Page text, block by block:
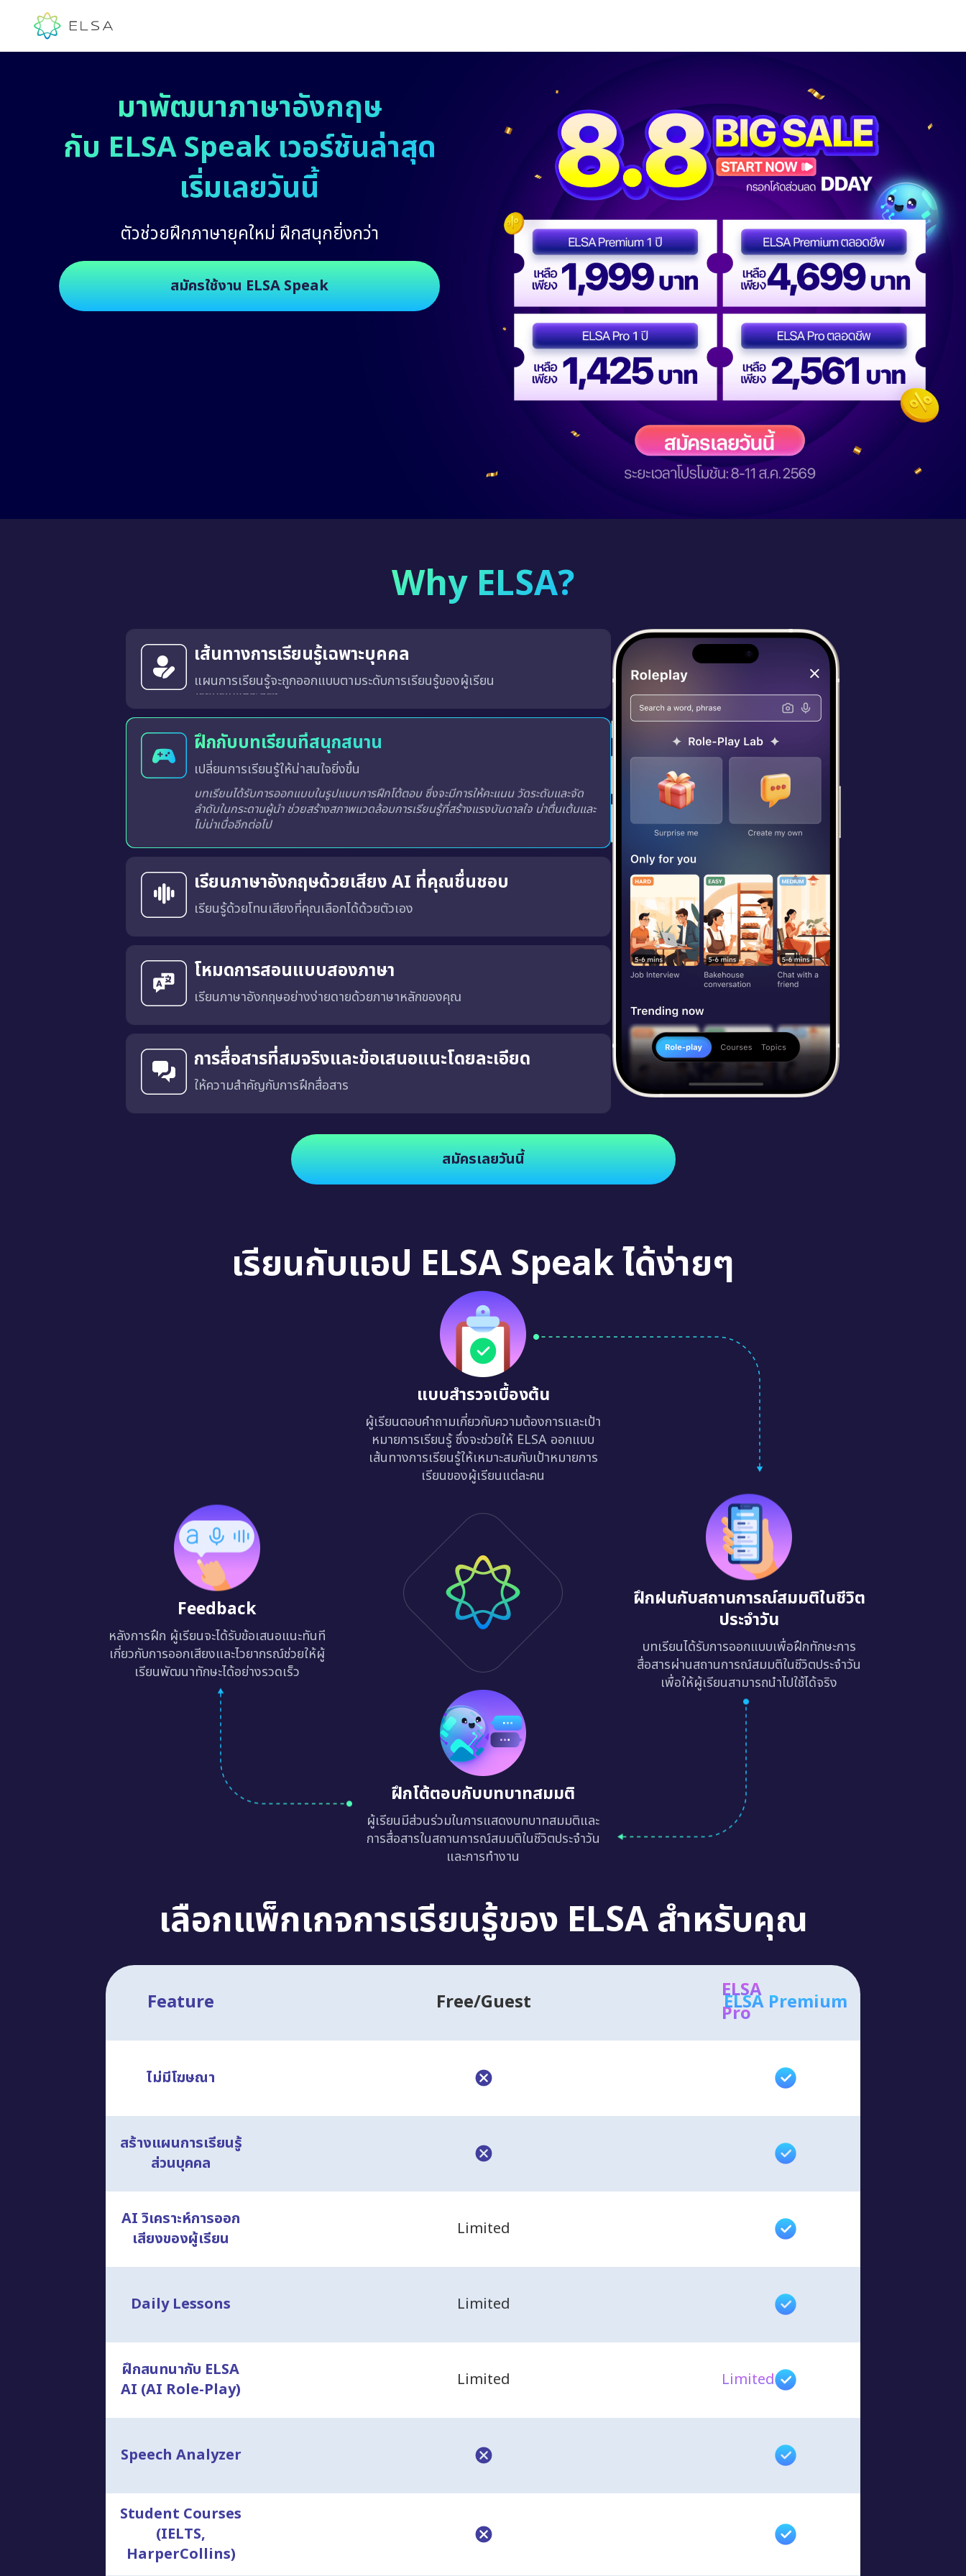
มาพัฒนาภาษาอังกฤษ
กับ ELSA Speak เวอร์ชันล่าสุด
เริ่มเลยวันนี้
ตัวช่วยฝึกภาษายุคใหม่ ฝึกสนุกยิ่งกว่า
สมัครใช้งาน ELSA Speak
Why ELSA?
เส้นทางการเรียนรู้เฉพาะบุคคล
แผนการเรียนรู้จะถูกออกแบบตามระดับการเรียนรู้ของผู้เรียน
ฝึกกับบทเรียนที่สนุกสนาน
เปลี่ยนการเรียนรู้ให้น่าสนใจยิ่งขึ้น
บทเรียนได้รับการออกแบบในรูปแบบการฝึกโต้ตอบ ซึ่งจะมีการให้คะแนน วัดระดับและจัด
ลำดับในกระดานผู้นำ ช่วยสร้างสภาพแวดล้อมการเรียนรู้ที่สร้างแรงบันดาลใจ น่าตื่นเต้นและ
ไม่น่าเบื่ออีกต่อไป
เรียนภาษาอังกฤษด้วยเสียง AI ที่คุณชื่นชอบ
เรียนรู้ด้วยโทนเสียงที่คุณเลือกได้ด้วยตัวเอง
โหมดการสอนแบบสองภาษา
เรียนภาษาอังกฤษอย่างง่ายดายด้วยภาษาหลักของคุณ
การสื่อสารที่สมจริงและข้อเสนอแนะโดยละเอียด
ให้ความสำคัญกับการฝึกสื่อสาร
สมัครเลยวันนี้
เรียนกับแอป ELSA Speak ได้ง่ายๆ
แบบสำรวจเบื้องต้น
ผู้เรียนตอบคำถามเกี่ยวกับความต้องการและเป้า
หมายการเรียนรู้ ซึ่งจะช่วยให้ ELSA ออกแบบ
เส้นทางการเรียนรู้ให้เหมาะสมกับเป้าหมายการ
เรียนของผู้เรียนแต่ละคน
ฝึกฝนกับสถานการณ์สมมติในชีวิต
ประจำวัน
บทเรียนได้รับการออกแบบเพื่อฝึกทักษะการ
สื่อสารผ่านสถานการณ์สมมติในชีวิตประจำวัน
เพื่อให้ผู้เรียนสามารถนำไปใช้ได้จริง
ฝึกโต้ตอบกับบทบาทสมมติ
ผู้เรียนมีส่วนร่วมในการแสดงบทบาทสมมติและ
การสื่อสารในสถานการณ์สมมติในชีวิตประจำวัน
และการทำงาน
Feedback
หลังการฝึก ผู้เรียนจะได้รับข้อเสนอแนะทันที
เกี่ยวกับการออกเสียงและไวยากรณ์ช่วยให้ผู้
เรียนพัฒนาทักษะได้อย่างรวดเร็ว
เลือกแพ็กเกจการเรียนรู้ของ ELSA สำหรับคุณ
Feature Free/Guest
ELSA
Pro
ELSA Premium
ไม่มีโฆษณา
สร้างแผนการเรียนรู้
ส่วนบุคคล
AI วิเคราะห์การออก
เสียงของผู้เรียน
Limited
Daily Lessons Limited
ฝึกสนทนากับ ELSA
AI (AI Role-Play)
Limited Limited
Speech Analyzer
Student Courses
(IELTS,
HarperCollins)